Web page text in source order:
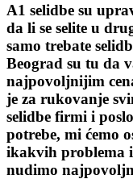
A1 selidbe su
da li se selite u
samo trebate
Beograd su tu da
najpovoljnijim
je za rukovanje
selidbe firmi i
potrebe, mi ćemo
ikakvih problema i
nudimo